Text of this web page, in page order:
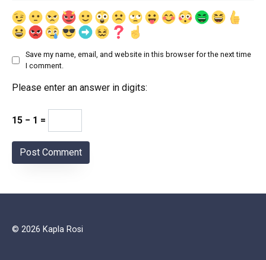
Save my name, email, and website in this browser for the next time
I comment.
Please enter an answer in digits:
15 − 1 =
© 2026 Kapla Rosi